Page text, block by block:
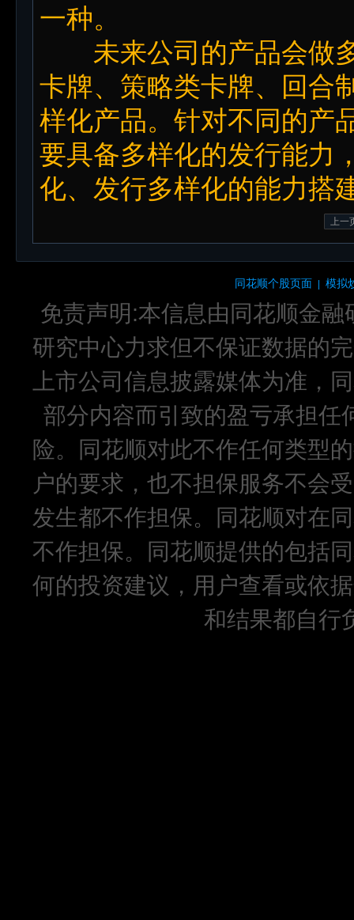
一种。
未来公司的产品会做多
卡牌、策略类卡牌、回合
样化产品。针对不同的产
要具备多样化的发行能力
化、发行多样化的能力搭
上一
同花顺个股页面 | 模拟
免责声明:本信息由同花顺金
研究中心力求但不保证数据的
上市公司信息披露媒体为准，
部分内容而引致的盈亏承担任
险。同花顺对此不作任何类型
户的要求，也不担保服务不会
发生都不作担保。同花顺对在
不作担保。同花顺提供的包括
何的投资建议，用户查看或依
和结果都自行